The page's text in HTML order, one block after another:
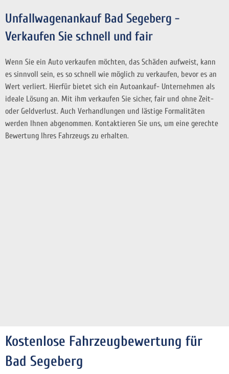
Unfallwagenankauf Bad Segeberg -
Verkaufen Sie schnell und fair
Wenn Sie ein Auto verkaufen möchten, das Schäden aufweist, kann
es sinnvoll sein, es so schnell wie möglich zu verkaufen, bevor es an
Wert verliert. Hierfür bietet sich ein Autoankauf- Unternehmen als
ideale Lösung an. Mit ihm verkaufen Sie sicher, fair und ohne Zeit-
oder Geldverlust. Auch Verhandlungen und lästige Formalitäten
werden Ihnen abgenommen. Kontaktieren Sie uns, um eine gerechte
Bewertung Ihres Fahrzeugs zu erhalten.
Kostenlose Fahrzeugbewertung für
Bad Segeberg